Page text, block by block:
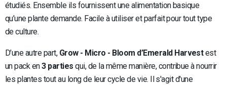
étudiés. Ensemble ils fournissent une alimentation basique
qu’une plante demande. Facile à utiliser et parfait pour tout type
de culture.
D’une autre part, Grow - Micro - Bloom d’Emerald Harvestest
un pack en3 parties qui, de la même manière, contribue à nourrir
les plantes tout au long de leur cycle de vie. Il s'agit d'une